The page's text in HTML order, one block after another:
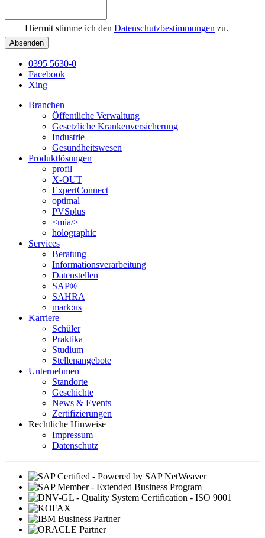
Hiermit stimme ich den Datenschutzbestimmungen zu.
Absenden
0395 5630-0
Facebook
Xing
Branchen
Öffentliche Verwaltung
Gesetzliche Krankenversicherung
Industrie
Gesundheitswesen
Produktlösungen
profil
X-OUT
ExpertConnect
optimal
PVSplus
<mia/>
holographic
Services
Beratung
Informations­verarbeitung
Datenstellen
SAP®
SAHRA
mark:us
Karriere
Schüler
Praktika
Studium
Stellenangebote
Unternehmen
Standorte
Geschichte
News & Events
Zertifizierungen
Rechtliche Hinweise
Impressum
Datenschutz